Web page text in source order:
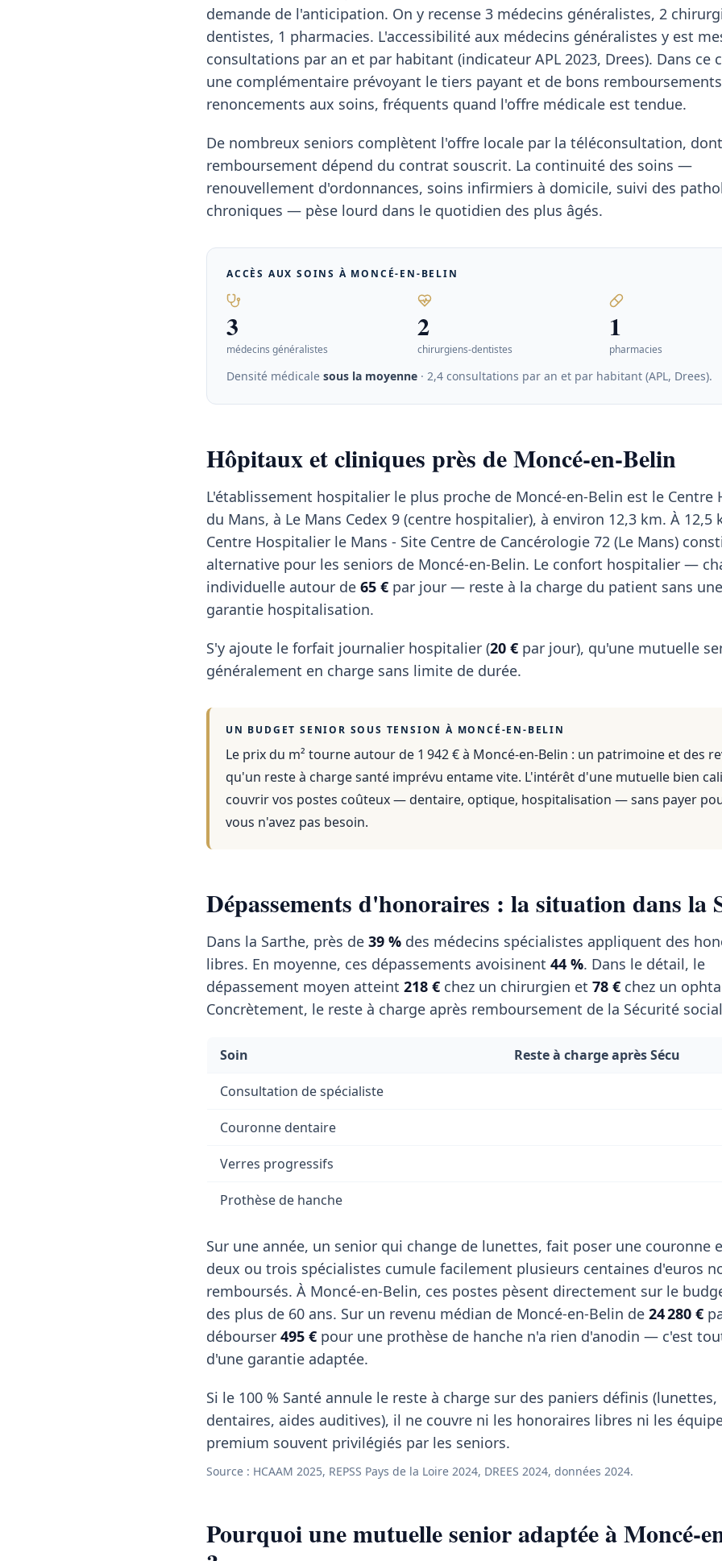
demande de l'anticipation. On y recense 3 médecins généralistes, 2
dentistes, 1 pharmacies. L'accessibilité aux médecins généralistes y est
consultations par an et par habitant (indicateur APL 2023, Drees). Dans ce
une complémentaire prévoyant le tiers payant et de bons
renoncements aux soins, fréquents quand l'offre médicale est tendue.
De nombreux seniors complètent l'offre locale par la téléconsultation,
remboursement dépend du contrat souscrit. La continuité des soins —
renouvellement d'ordonnances, soins infirmiers à domicile, suivi des
chroniques — pèse lourd dans le quotidien des plus âgés.
ACCÈS AUX SOINS À MONCÉ-EN-BELIN
3
médecins généralistes
2
chirurgiens-dentistes
1
pharmacies
Densité médicale sous la moyenne · 2,4 consultations par an et par habitant (APL, Drees).
Hôpitaux et cliniques près de Moncé-en-Belin
L'établissement hospitalier le plus proche de Moncé-en-Belin est le Centre
du Mans, à Le Mans Cedex 9 (centre hospitalier), à environ 12,3 km. À 12,5
Centre Hospitalier le Mans - Site Centre de Cancérologie 72 (Le Mans)
alternative pour les seniors de Moncé-en-Belin. Le confort hospitalier —
individuelle autour de 65 € par jour — reste à la charge du patient sans
garantie hospitalisation.
S'y ajoute le forfait journalier hospitalier (20 € par jour), qu'une mutuelle
généralement en charge sans limite de durée.
UN BUDGET SENIOR SOUS TENSION À MONCÉ-EN-BELIN
Le prix du m² tourne autour de 1 942 €à Moncé-en-Belin : un patrimoine et des
qu'un reste à charge santé imprévu entame vite. L'intérêt d'une mutuelle bien
couvrir vos postes coûteux — dentaire, optique, hospitalisation — sans payer
vous n'avez pas besoin.
Dépassements d'honoraires : la situation dans la
Dans la Sarthe, près de 39 % des médecins spécialistes appliquent des
libres. En moyenne, ces dépassements avoisinent 44 %. Dans le détail, le
dépassement moyen atteint 218 € chez un chirurgien et 78 € chez un
Concrètement, le reste à charge après remboursement de la Sécurité
Soin Reste à charge après Sécu
Consultation de spécialiste
Couronne dentaire
Verres progressifs
Prothèse de hanche
Sur une année, un senior qui change de lunettes, fait poser une couronne
deux ou trois spécialistes cumule facilement plusieurs centaines d'euros
remboursés. À Moncé-en-Belin, ces postes pèsent directement sur le
des plus de 60 ans. Sur un revenu médian de Moncé-en-Belin de 24 280 €
débourser 495 € pour une prothèse de hanche n'a rien d'anodin — c'est
d'une garantie adaptée.
Si le 100 % Santé annule le reste à charge sur des paniers définis
dentaires, aides auditives), il ne couvre ni les honoraires libres ni les
premium souvent privilégiés par les seniors.
Source : HCAAM 2025, REPSS Pays de la Loire 2024, DREES 2024, données 2024.
Pourquoi une mutuelle senior adaptée à Moncé-